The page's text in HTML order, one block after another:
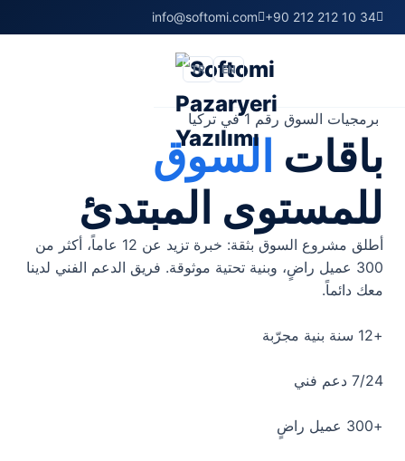
+90 212 212 10 34
info@softomi.com
TR EN
برمجيات السوق رقم 1 في تركيا
باقات السوق
للمستوى المبتدئ
أطلق مشروع السوق بثقة: خبرة تزيد عن 12 عاماً، أكثر من
300 عميل راضٍ، وبنية تحتية موثوقة. فريق الدعم الفني لدينا
معك دائماً.
+12 سنة بنية مجرّبة
7/24 دعم فني
+300 عميل راضٍ